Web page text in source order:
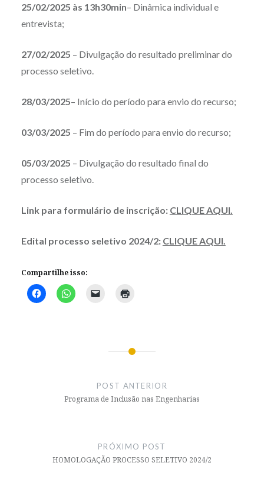
25/02/2025 às 13h30min– Dinâmica individual e
entrevista;
27/02/2025 – Divulgação do resultado preliminar do
processo seletivo.
28/03/2025– Início do período para envio do recurso;
03/03/2025 – Fim do período para envio do recurso;
05/03/2025 – Divulgação do resultado final do
processo seletivo.
Link para formulário de inscrição: CLIQUE AQUI.
Edital processo seletivo 2024/2: CLIQUE AQUI.
Compartilhe isso:
POST ANTERIOR
Programa de Inclusão nas Engenharias
PRÓXIMO POST
HOMOLOGAÇÃO PROCESSO SELETIVO 2024/2